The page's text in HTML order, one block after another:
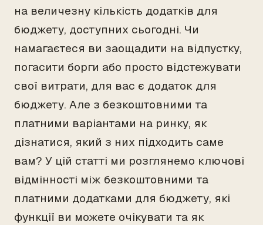
на величезну кількість додатків для
бюджету, доступних сьогодні. Чи
намагаєтеся ви заощадити на відпустку,
погасити борги або просто відстежувати
свої витрати, для вас є додаток для
бюджету. Але з безкоштовними та
платними варіантами на ринку, як
дізнатися, який з них підходить саме
вам? У цій статті ми розглянемо ключові
відмінності між безкоштовними та
платними додатками для бюджету, які
функції ви можете очікувати та як